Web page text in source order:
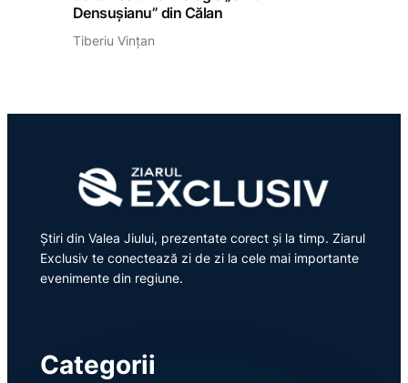
Densușianu” din Călan
Tiberiu Vințan
Știri din Valea Jiului, prezentate corect și la timp. Ziarul
Exclusiv te conectează zi de zi la cele mai importante
evenimente din regiune.
Categorii